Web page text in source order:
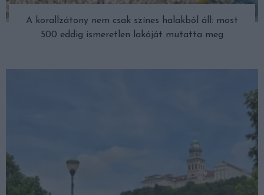
A korallzátony nem csak színes halakból áll: most
500 eddig ismeretlen lakóját mutatta meg